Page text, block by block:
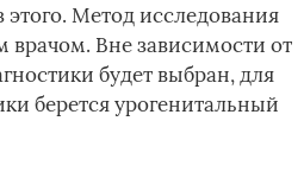
этого. Метод исследования
врачом. Вне зависимости от
будет выбран, для
берется урогенитальный